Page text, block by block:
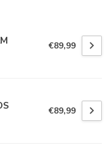
€89,99
€89,99